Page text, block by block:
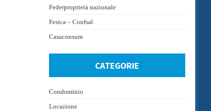
Federproprietà nazionale
Fesica – Confsal
Casaconsum
CATEGORIE
Condominio
Locazione